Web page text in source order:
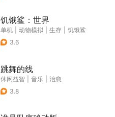
饥饿鲨：世界
单机 动物模拟 生存
饥饿鲨
3.6
跳舞的线
休闲益智 音乐
治愈
3.8